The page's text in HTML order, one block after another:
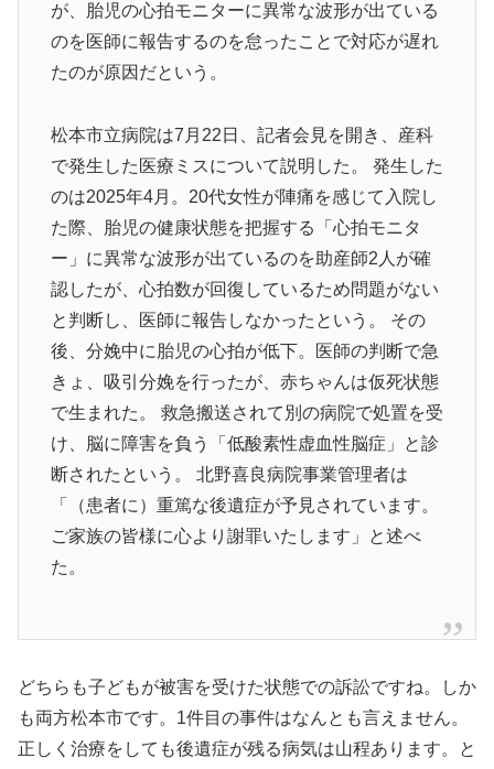
が、胎児の心拍モニターに異常な波形が出ている
のを医師に報告するのを怠ったことで対応が遅れ
たのが原因だという。
松本市立病院は7月22日、記者会見を開き、産科
で発生した医療ミスについて説明した。 発生した
のは2025年4月。20代女性が陣痛を感じて入院し
た際、胎児の健康状態を把握する「心拍モニタ
ー」に異常な波形が出ているのを助産師2人が確
認したが、心拍数が回復しているため問題がない
と判断し、医師に報告しなかったという。 その
後、分娩中に胎児の心拍が低下。医師の判断で急
きょ、吸引分娩を行ったが、赤ちゃんは仮死状態
で生まれた。 救急搬送されて別の病院で処置を受
け、脳に障害を負う「低酸素性虚血性脳症」と診
断されたという。 北野喜良病院事業管理者は
「（患者に）重篤な後遺症が予見されています。
ご家族の皆様に心より謝罪いたします」と述べ
た。
どちらも子どもが被害を受けた状態での訴訟ですね。しか
も両方松本市です。1件目の事件はなんとも言えません。
正しく治療をしても後遺症が残る病気は山程あります。と